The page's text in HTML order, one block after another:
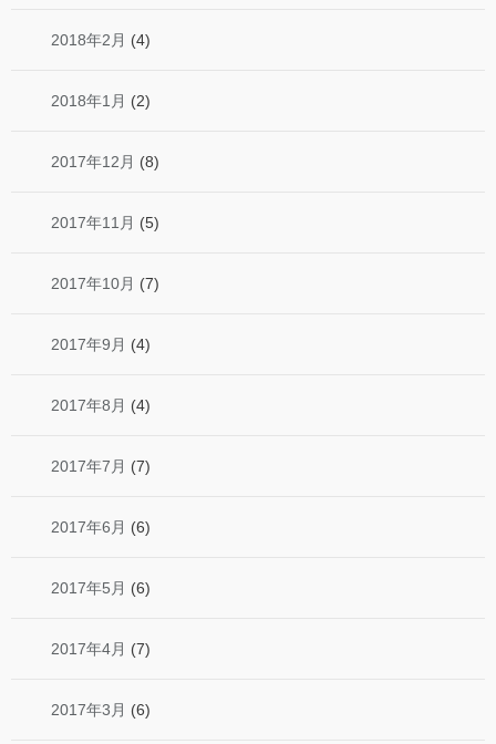
2018年2月 (4)
2018年1月 (2)
2017年12月 (8)
2017年11月 (5)
2017年10月 (7)
2017年9月 (4)
2017年8月 (4)
2017年7月 (7)
2017年6月 (6)
2017年5月 (6)
2017年4月 (7)
2017年3月 (6)